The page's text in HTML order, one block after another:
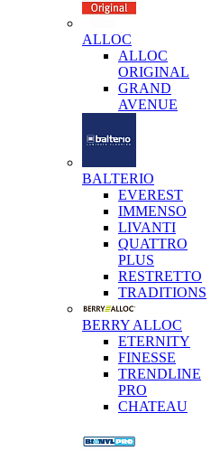
ALLOC
ALLOC
ORIGINAL
GRAND
AVENUE
BALTERIO
EVEREST
IMMENSO
LIVANTI
QUATTRO
PLUS
RESTRETTO
TRADITIONS
BERRY ALLOC
ETERNITY
FINESSE
TRENDLINE
PRO
CHATEAU